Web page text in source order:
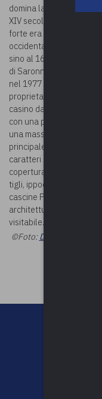
domina la valle, si trova il
XIV secolo da un ramo
forte era parte
occidentale delle Alpi. I
sino al 1614, quando
di Saronno. Passò in
nel 1977 è stato
proprietari. Il maniero
casino da caccia ma è
con una pianta
una massiccia torre
principale, esposta ad
caratteri medievali,
copertura. Il castello è
tigli, ippocastani e pini
cascine Pianca,
architettura rurale del
visitabile.
©Foto:Dario Crespi -